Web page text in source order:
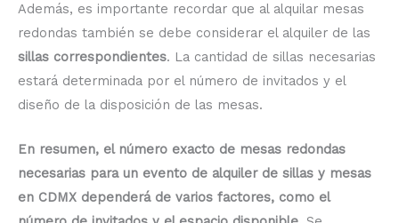
Además, es importante recordar que al alquilar mesas
redondas también se debe considerar el alquiler de las
sillas correspondientes. La cantidad de sillas necesarias
estará determinada por el número de invitados y el
diseño de la disposición de las mesas.
En resumen, el número exacto de mesas redondas
necesarias para un evento de alquiler de sillas y mesas
en CDMX dependerá de varios factores, como el